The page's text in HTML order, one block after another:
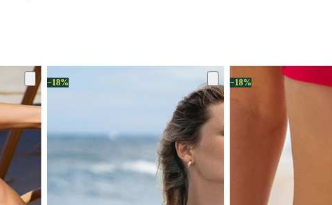
−18% −18%